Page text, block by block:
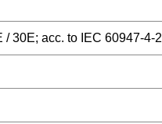
30E; acc. to IEC 60947-4-2